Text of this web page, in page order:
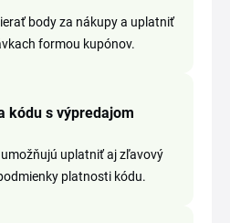
body za nákupy a uplatniť
formou kupónov.
kódu s výpredajom
uplatniť aj zľavový
platnosti kódu.